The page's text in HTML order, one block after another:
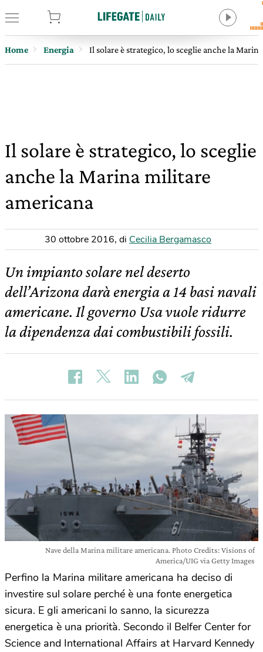
Home Energia Il solare è strategico, lo sceglie anche la
Il solare è strategico, lo sceglie
anche la Marina militare
americana
30 ottobre 2016, di Cecilia Bergamasco
Un impianto solare nel deserto
dell’Arizona darà energia a 14 basi navali
americane. Il governo Usa vuole ridurre
la dipendenza dai combustibili fossili.
Nave della Marina militare americana. Photo Credits: Visions of
America/UIG via Getty Images
Perfino la Marina militare americana ha deciso di
investire sul solare perché è una fonte energetica
sicura. E gli americani lo sanno, la sicurezza
energetica è una priorità. Secondo il Belfer Center for
Science and International Affairs at Harvard Kennedy